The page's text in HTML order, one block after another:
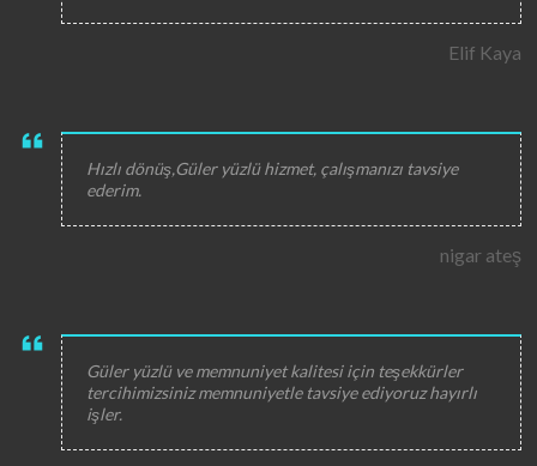
Elif Kaya
Hızlı dönüş,Güler yüzlü hizmet, çalışmanızı tavsiye
ederim.
nigar ateş
Güler yüzlü ve memnuniyet kalitesi için teşekkürler
tercihimizsiniz memnuniyetle tavsiye ediyoruz hayırlı
işler.